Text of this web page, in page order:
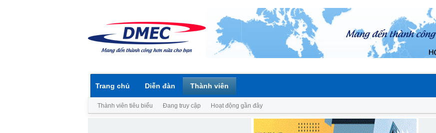
Trang chủ Diễn đàn Thành viên
Thành viên tiêu biểu Đang truy cập Hoạt động gần đây